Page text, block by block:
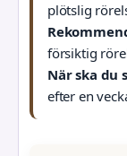
plötslig
försiktig
När ska du
efter en